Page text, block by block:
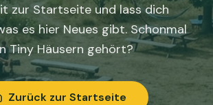
zur Startseite und lass dich
es hier Neues gibt. Schonmal
Tiny Häusern gehört?
Zurück zur Startseite